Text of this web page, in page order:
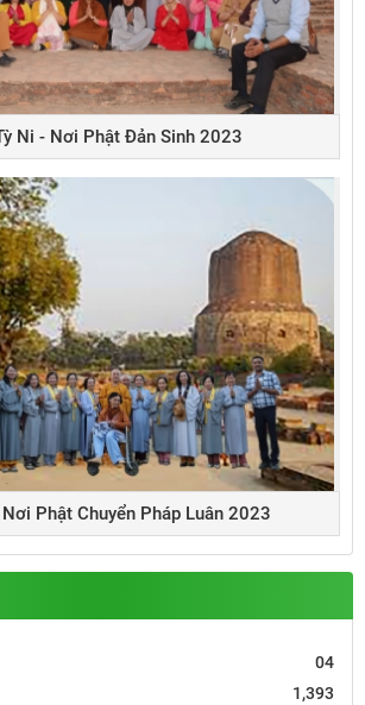
Ni - Nơi Phật Đản Sinh 2023
Phật Chuyển Pháp Luân 2023
04
1,393